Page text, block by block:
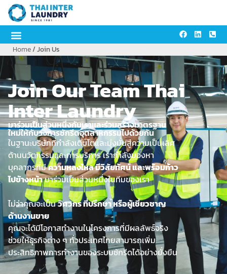
Home/ Join Us
Join Our Team Thai
Inter Laundry
มาร่วมเป็นส่วนหนึ่งกับเราและร่วมสร้างมาตรฐาน
ใหม่ให้กับวงการซักรีดอุตสาหกรรมไปด้วยกัน
ในฐานะบริษัทที่กำลังเติบโตและมุ่งมั่นสู่ความเป็นเลิศ
ด้านนวัตกรรมและการบริการ เรากำลังมองหา
บุคลากรที่มีความหลงใหล มีวิสัยทัศน์ และพร้อมก้าว
ไปข้างหน้ามาร่วมเป็นส่วนหนึ่งในทีมของเรา
ไม่ว่าคุณจะเป็นวิศวกร ที่ปรึกษา หรือผู้เชี่ยวชาญ
ด้านงานขาย
คุณจะได้มีโอกาสทำงานในโครงการที่มีผลลัพธ์จริง
ช่วยให้ธุรกิจต่าง ๆ ทั่วประเทศไทยสามารถเพิ่ม
ประสิทธิภาพการทำงานของระบบซักรีดได้อย่างยั่งยืน